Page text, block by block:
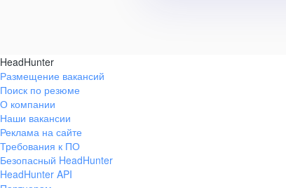
HeadHunter
Размещение вакансий
Поиск по резюме
О компании
Наши вакансии
Реклама на сайте
Требования к ПО
Безопасный HeadHunter
HeadHunter API